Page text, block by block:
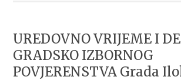
UREDOVNO VRIJEME I
GRADSKO IZBORNOG
POVJERENSTVA Grada